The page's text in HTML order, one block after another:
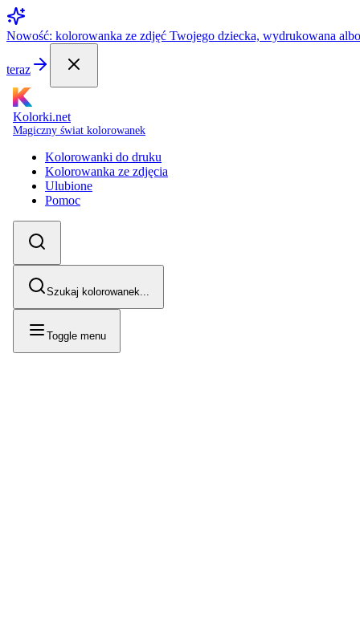
Nowość: kolorowanka ze zdjęć Twojego dziecka, wydrukowana
teraz
Kolorki.net
Magiczny świat kolorowanek
Kolorowanki do druku
Kolorowanka ze zdjęcia
Ulubione
Pomoc
Szukaj kolorowanek...
Toggle menu